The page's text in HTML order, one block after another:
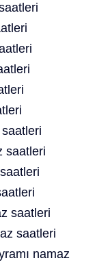
saatleri
saatleri
saatleri
namaz